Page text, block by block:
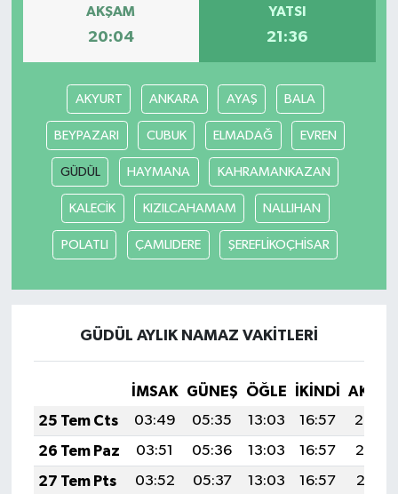
AKŞAM
20:04
YATSI
21:36
AKYURT ANKARA AYAŞ BALA
BEYPAZARI CUBUK ELMADAĞ EVREN
GÜDÜL HAYMANA KAHRAMANKAZAN
KALECİK KIZILCAHAMAM NALLIHAN
POLATLI ÇAMLIDERE ŞEREFLİKOÇHİSAR
GÜDÜL AYLIK NAMAZ VAKITLERI
İMSAK GÜNEŞ ÖĞLE İKINDI
25 Tem Cts
03:49 05:35 13:03 16:57
20:20
26 Tem Paz
03:51 05:36 13:03 16:57
20:19
27 Tem Pts
03:52 05:37 13:03 16:57
20:18
YUNUSEMRE
MANİSA'YI KEŞFET
TÜRKİYE'DE TREND HABERLER
ÖZEL HABER